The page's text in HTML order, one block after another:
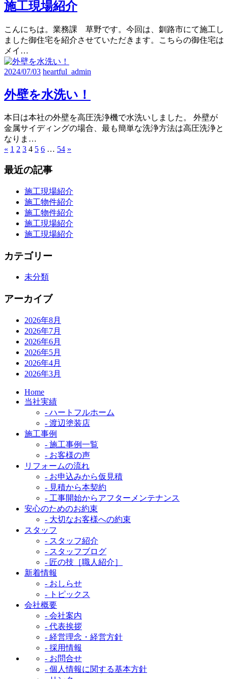
施工現場紹介
こんにちは。業務課 草野です。今回は、釧路市にて施工し
ました御住宅を紹介させていただきます。こちらの御住宅は
メイ…
2024/07/03 heartful_admin
外壁を水洗い！
本日は本社の外壁を高圧洗浄機で水洗いしました。 外壁が
金属サイディングの場合、最も簡単な洗浄方法は高圧洗浄と
なりま…
投
稿
送
« 前
記
1 2 3 4 5 6 … 54 次
»
最近の記事
施工現場紹介
施工物件紹介
施工物件紹介
施工現場紹介
施工現場紹介
カテゴリー
未分類
アーカイブ
2026年8月
2026年7月
2026年6月
2026年5月
2026年4月
2026年3月
Home
当社実績
- ハートフルホーム
- 渡辺塗装店
施工事例
- 施工事例一覧
- お客様の声
リフォームの流れ
- お申込みから仮見積
- 見積から本契約
- 工事開始からアフターメンテナンス
安心のためのお約束
- 大切なお客様への約束
スタッフ
- スタッフ紹介
- スタッフブログ
- 匠の技［職人紹介］
新着情報
- おしらせ
- トピックス
会社概要
- 会社案内
- 代表挨拶
- 経営理念・経営方針
- 採用情報
- お問合せ
- 個人情報に関する基本方針